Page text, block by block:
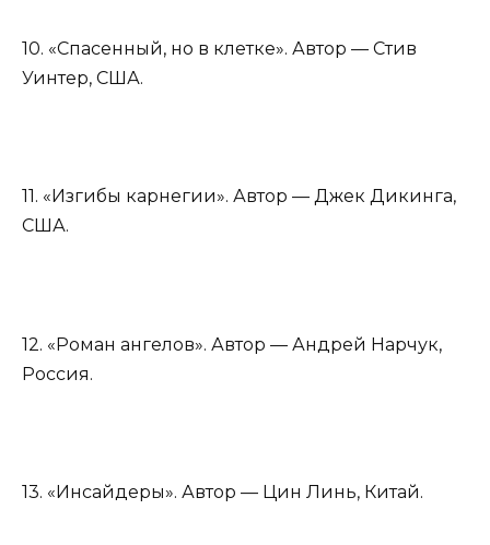
10. «Спасенный, но в клетке». Автор — Стив
Уинтер, США.
11. «Изгибы карнегии». Автор — Джек Дикинга,
США.
12. «Роман ангелов». Автор — Андрей Нарчук,
Россия.
13. «Инсайдеры». Автор — Цин Линь, Китай.